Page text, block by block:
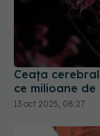
Ceața
ce milioane de
13 oct 2025, 08:27